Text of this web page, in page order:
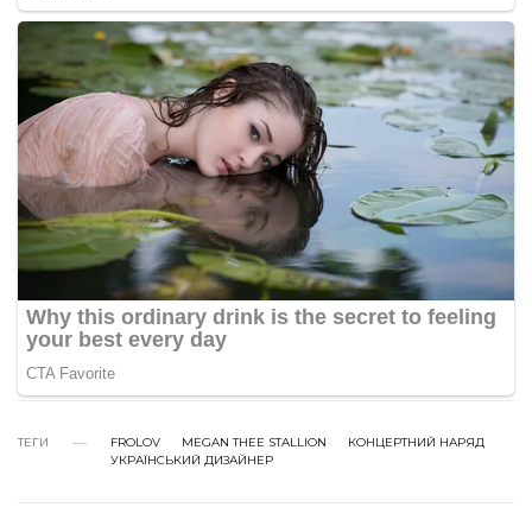
ТЕГИ FROLOV MEGAN THEE STALLION
КОНЦЕРТНИЙ НАРЯД
УКРАЇНСЬКИЙ ДИЗАЙНЕР